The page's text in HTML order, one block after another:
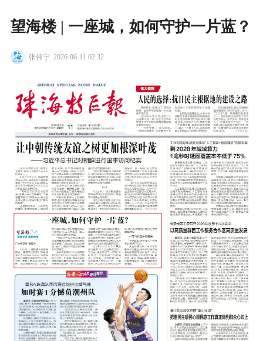
望海楼 | 一座城，如何守护一片蓝？
张伟宁 2026-06-11 02:32